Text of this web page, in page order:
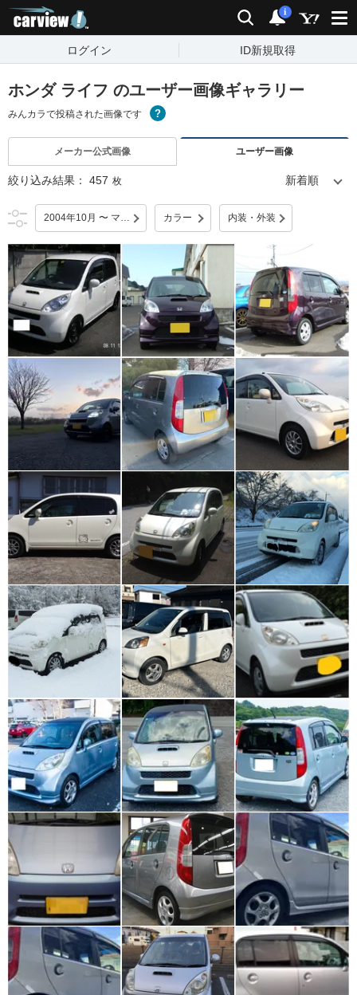
検索 通知
i
ログイン ID新規取得
ホンダ ライフ のユーザー画像ギャラリー
みんカラで投稿された画像です
メーカー公式画像 ユーザー画像
絞り込み結果： 457 枚
2004年10月 〜 マイナーチェンジ カラー 内装・外装